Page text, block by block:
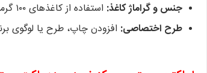
جنس و گراماژ کاغذ: استفاده از کاغذهای ۱۰۰ گرمی یا جنس‌های خارجی، کیفیت و قیمت را افزایش می‌دهد.
طرح اختصاصی: افزودن چاپ، طرح یا لوگوی